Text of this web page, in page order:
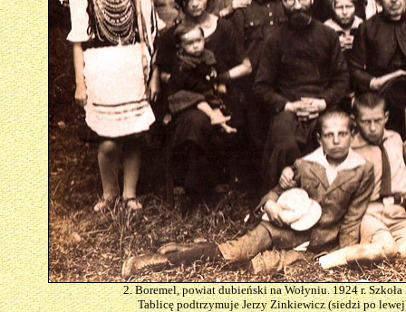
2. Boremel, powiat dubieński na Wołyniu. 1924 r.
Tablicę podtrzymuje Jerzy Zinkiewicz (siedzi po